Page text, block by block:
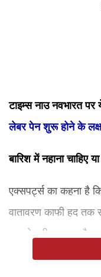
टाइम्स नाउ नवभारत पर
लेबर पेन शुरू होने के
बारिश में नहाना चाहिए
एक्सपर्ट्स का कहना है
वातावरण काफी हद तक
कुछ देर भीगना आमतौर
जाता है। हालांकि लंबे